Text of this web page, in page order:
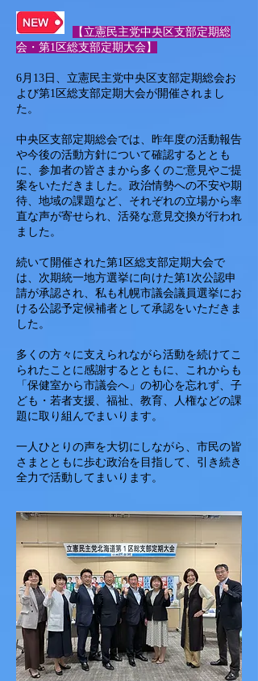
【立憲民主党中央区支部定期総
会・第1区総支部定期大会】
6月13日、立憲民主党中央区支部定期総会お
よび第1区総支部定期大会が開催されまし
た。
中央区支部定期総会では、昨年度の活動報告
や今後の活動方針について確認するととも
に、参加者の皆さまから多くのご意見やご提
案をいただきました。政治情勢への不安や期
待、地域の課題など、それぞれの立場から率
直な声が寄せられ、活発な意見交換が行われ
ました。
続いて開催された第1区総支部定期大会で
は、次期統一地方選挙に向けた第1次公認申
請が承認され、私も札幌市議会議員選挙にお
ける公認予定候補者として承認をいただきま
した。
多くの方々に支えられながら活動を続けてこ
られたことに感謝するとともに、これからも
「保健室から市議会へ」の初心を忘れず、子
ども・若者支援、福祉、教育、人権などの課
題に取り組んでまいります。
一人ひとりの声を大切にしながら、市民の皆
さまとともに歩む政治を目指して、引き続き
全力で活動してまいります。